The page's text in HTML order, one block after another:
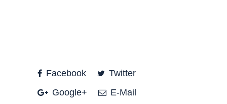
Facebook
Twitter
Google+
E-Mail